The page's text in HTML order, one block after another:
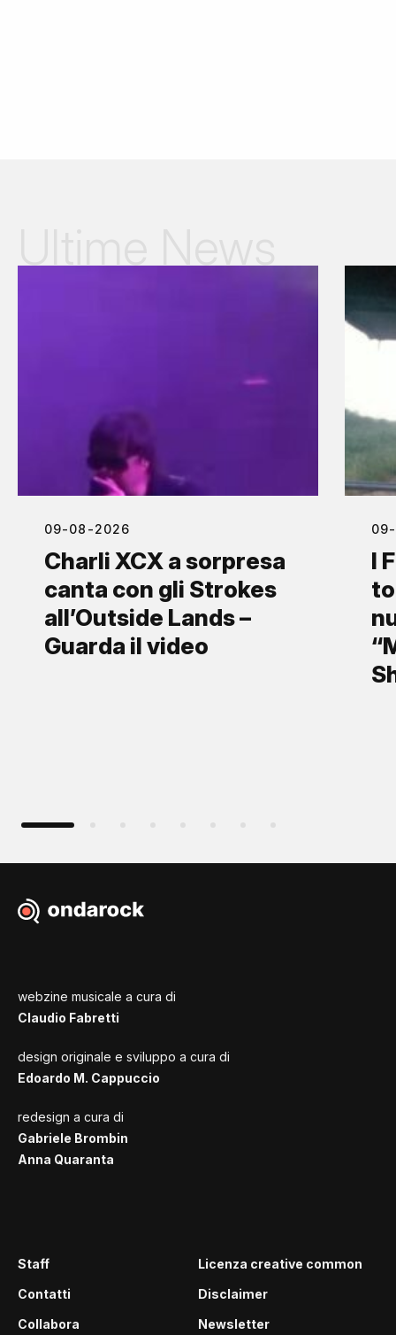
09-08-2026
Charli XCX a sorpresa
canta con gli Strokes
all’Outside Lands –
Guarda il video
I
webzine musicale a cura di
Claudio Fabretti
design originale e sviluppo a cura di
Edoardo M. Cappuccio
redesign a cura di
Gabriele Brombin
Anna Quaranta
Staff
Contatti
Collabora
Licenza creative common
Disclaimer
Newsletter